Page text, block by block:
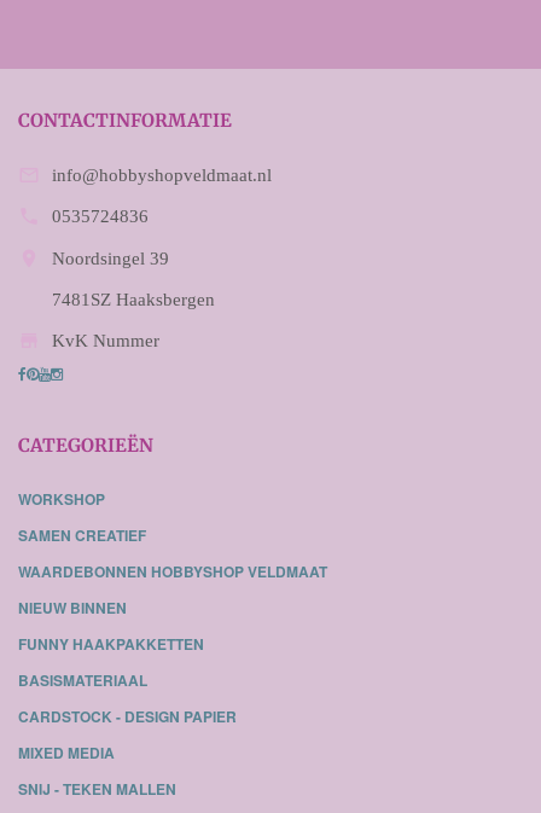
CONTACTINFORMATIE
info@hobbyshopveldmaat.nl
0535724836
Noordsingel 39
7481SZ Haaksbergen
KvK Nummer
CATEGORIEËN
WORKSHOP
SAMEN CREATIEF
WAARDEBONNEN HOBBYSHOP VELDMAAT
NIEUW BINNEN
FUNNY HAAKPAKKETTEN
BASISMATERIAAL
CARDSTOCK - DESIGN PAPIER
MIXED MEDIA
SNIJ - TEKEN MALLEN